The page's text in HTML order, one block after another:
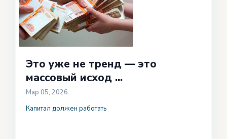
Это уже не тренд — это
массовый исход ...
Мар 05, 2026
Капитал должен работать